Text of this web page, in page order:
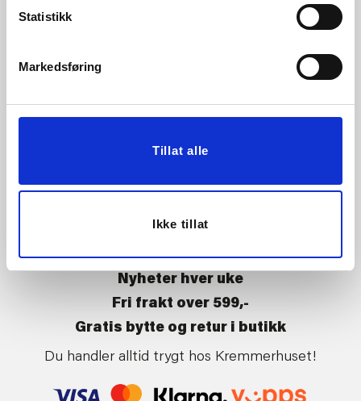
Statistikk
Markedsføring
Tillat alle
Ikke tillat
Kundeklubb Tilbakekalling av varer
Handle på nett
Betaling og levering
Nyheter hver uke
Fri frakt over 599,-
Gratis bytte og retur i butikk
Du handler alltid trygt hos Kremmerhuset!